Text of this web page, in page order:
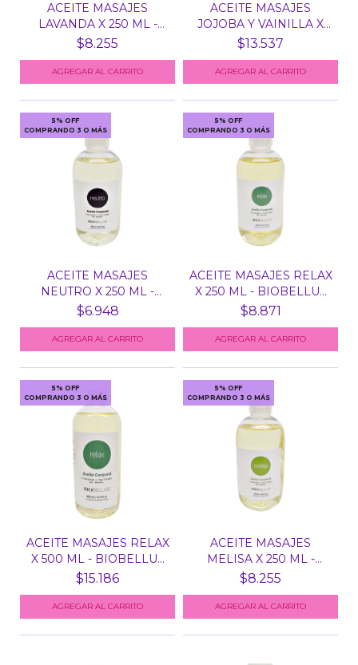
ACEITE MASAJES
LAVANDA X 250 ML -
BIOBEL...
$8.255
ACEITE MASAJES
JOJOBA Y VAINILLA X
500 M...
$13.537
5% OFF
COMPRANDO 3 O MÁS
ACEITE MASAJES
NEUTRO X 250 ML -
BIOBELL...
$6.948
5% OFF
COMPRANDO 3 O MÁS
ACEITE MASAJES RELAX
X 250 ML - BIOBELLU...
$8.871
5% OFF
COMPRANDO 3 O MÁS
ACEITE MASAJES RELAX
X 500 ML - BIOBELLU...
$15.186
5% OFF
COMPRANDO 3 O MÁS
ACEITE MASAJES
MELISA X 250 ML -
BIOBELL...
$8.255